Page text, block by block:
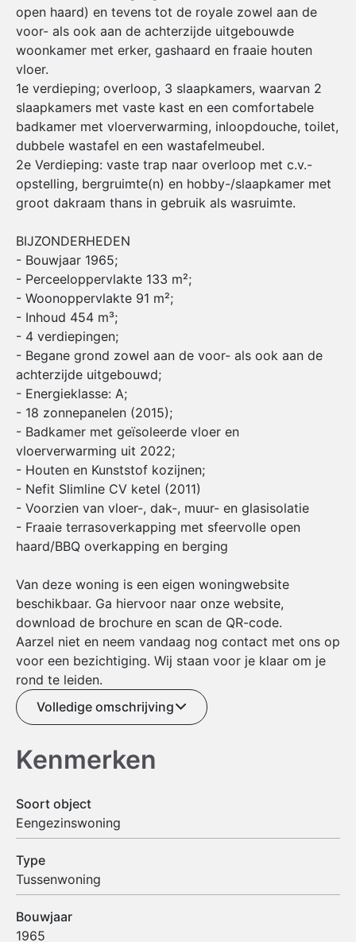
open haard) en tevens tot de royale zowel aan de
voor- als ook aan de achterzijde uitgebouwde
woonkamer met erker, gashaard en fraaie houten
vloer.
1e verdieping; overloop, 3 slaapkamers, waarvan 2
slaapkamers met vaste kast en een comfortabele
badkamer met vloerverwarming, inloopdouche, toilet,
dubbele wastafel en een wastafelmeubel.
2e Verdieping: vaste trap naar overloop met c.v.-
opstelling, bergruimte(n) en hobby-/slaapkamer met
groot dakraam thans in gebruik als wasruimte.
BIJZONDERHEDEN
- Bouwjaar 1965;
- Perceeloppervlakte 133 m²;
- Woonoppervlakte 91 m²;
- Inhoud 454 m³;
- 4 verdiepingen;
- Begane grond zowel aan de voor- als ook aan de
achterzijde uitgebouwd;
- Energieklasse: A;
- 18 zonnepanelen (2015);
- Badkamer met geïsoleerde vloer en
vloerverwarming uit 2022;
- Houten en Kunststof kozijnen;
- Nefit Slimline CV ketel (2011)
- Voorzien van vloer-, dak-, muur- en glasisolatie
- Fraaie terrasoverkapping met sfeervolle open
haard/BBQ overkapping en berging
Van deze woning is een eigen woningwebsite
beschikbaar. Ga hiervoor naar onze website,
download de brochure en scan de QR-code.
Aarzel niet en neem vandaag nog contact met ons op
voor een bezichtiging. Wij staan voor je klaar om je
rond te leiden.
Volledige omschrijving
Kenmerken
Soort object
Eengezinswoning
Type
Tussenwoning
Bouwjaar
1965